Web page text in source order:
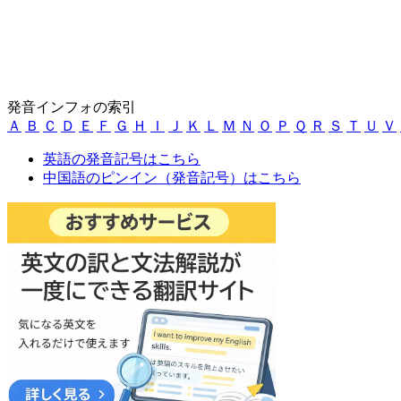
発音インフォの索引
Ａ
Ｂ Ｃ Ｄ Ｅ Ｆ Ｇ Ｈ Ｉ Ｊ Ｋ Ｌ Ｍ Ｎ Ｏ Ｐ Ｑ Ｒ Ｓ Ｔ Ｕ Ｖ
英語の発音記号はこちら
中国語のピンイン（発音記号）はこちら